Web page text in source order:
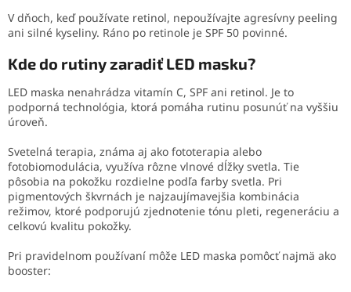
V dňoch, keď používate retinol, nepoužívajte agresívny peeling
ani silné kyseliny. Ráno po retinole je SPF 50 povinné.
Kde do rutiny zaradiť LED masku?
LED maska nenahrádza vitamín C, SPF ani retinol. Je to
podporná technológia, ktorá pomáha rutinu posunúť na vyššiu
úroveň.
Svetelná terapia, známa aj ako fototerapia alebo
fotobiomodulácia, využíva rôzne vlnové dĺžky svetla. Tie
pôsobia na pokožku rozdielne podľa farby svetla. Pri
pigmentových škvrnách je najzaujímavejšia kombinácia
režimov, ktoré podporujú zjednotenie tónu pleti, regeneráciu a
celkovú kvalitu pokožky.
Pri pravidelnom používaní môže LED maska pomôcť najmä ako
booster: